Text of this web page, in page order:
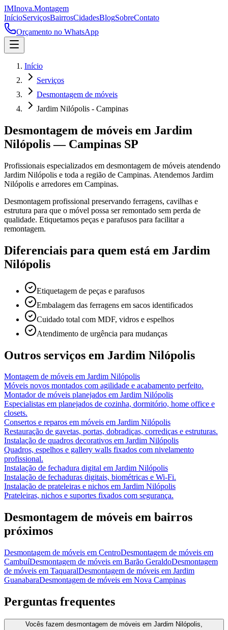
IMInova.Montagem
InícioServiçosBairrosCidadesBlogSobreContato
Orçamento no WhatsApp
Início
Serviços
Desmontagem de móveis
Jardim Nilópolis - Campinas
Desmontagem de móveis em Jardim
Nilópolis— Campinas SP
Profissionais especializados em desmontagem de móveis atendendo
Jardim Nilópolis e toda a região de Campinas. Atendemos Jardim
Nilópolis e arredores em Campinas.
Desmontagem profissional preservando ferragens, cavilhas e
estrutura para que o móvel possa ser remontado sem perda de
qualidade. Etiquetamos peças e parafusos para facilitar a
remontagem.
Diferenciais para quem está em Jardim
Nilópolis
Etiquetagem de peças e parafusos
Embalagem das ferragens em sacos identificados
Cuidado total com MDF, vidros e espelhos
Atendimento de urgência para mudanças
Outros serviços em Jardim Nilópolis
Montagem de móveis em Jardim Nilópolis
Móveis novos montados com agilidade e acabamento perfeito.
Montador de móveis planejados em Jardim Nilópolis
Especialistas em planejados de cozinha, dormitório, home office e
closets.
Consertos e reparos em móveis em Jardim Nilópolis
Restauração de gavetas, portas, dobradiças, corrediças e estruturas.
Instalação de quadros decorativos em Jardim Nilópolis
Quadros, espelhos e gallery walls fixados com nivelamento
profissional.
Instalação de fechadura digital em Jardim Nilópolis
Instalação de fechaduras digitais, biométricas e Wi-Fi.
Instalação de prateleiras e nichos em Jardim Nilópolis
Prateleiras, nichos e suportes fixados com segurança.
Desmontagem de móveis em bairros
próximos
Desmontagem de móveis em CentroDesmontagem de móveis em
CambuíDesmontagem de móveis em Barão GeraldoDesmontagem
de móveis em TaquaralDesmontagem de móveis em Jardim
GuanabaraDesmontagem de móveis em Nova Campinas
Perguntas frequentes
Vocês fazem desmontagem de móveis em Jardim Nilópolis,